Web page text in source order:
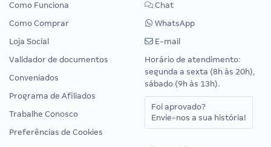
Como Funciona
Como Comprar
Loja Social
Validador de documentos
Conveniados
Programa de Afiliados
Trabalhe Conosco
Preferências de Cookies
Chat
WhatsApp
E-mail
Horário de atendimento:
segunda a sexta (8h às 20h),
sábado (9h às 13h).
Foi aprovado?
Envie-nos a sua história!